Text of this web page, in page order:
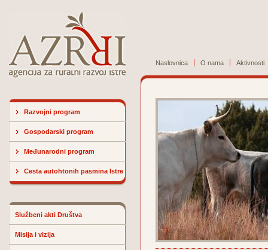
Naslovnica O nama Aktivnosti
Razvojni program
Gospodarski program
Međunarodni program
Cesta autohtonih pasmina Istre
Službeni akti Društva
Misija i vizija